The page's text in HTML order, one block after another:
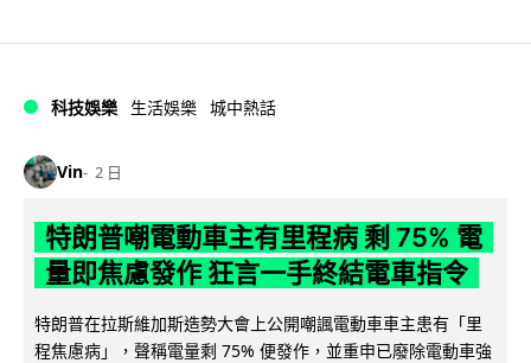
科技娛樂 生活娛樂 城中熱話
Vin 2 日
特朗普嘲電動車主有里程病 剩 75% 電
量即焦慮發作 狂言一手終結電車指令
特朗普在拉斯維加斯造勢大會上公開嘲諷電動車車主患有「里
程焦慮病」，聲稱電量剩 75% 便發作，並重申已廢除電動車強